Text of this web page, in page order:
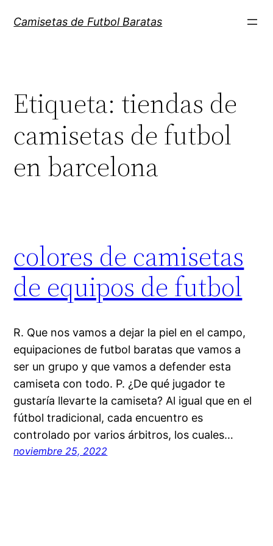
Camisetas de Futbol Baratas
Etiqueta: tiendas de
camisetas de futbol
en barcelona
colores de camisetas
de equipos de futbol
R. Que nos vamos a dejar la piel en el campo,
equipaciones de futbol baratas que vamos a
ser un grupo y que vamos a defender esta
camiseta con todo. P. ¿De qué jugador te
gustaría llevarte la camiseta? Al igual que en el
fútbol tradicional, cada encuentro es
controlado por varios árbitros, los cuales…
noviembre 25, 2022